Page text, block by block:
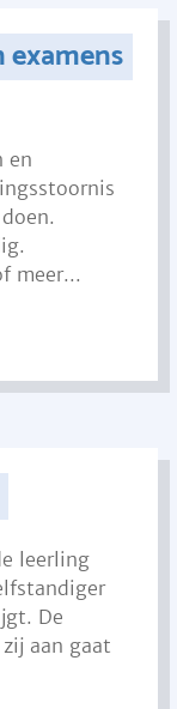
en
meer...
leerling
De
aan gaat